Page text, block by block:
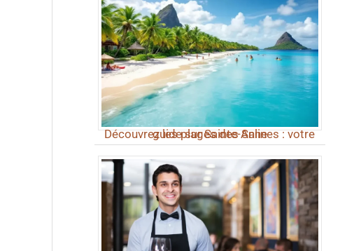
Découvrez les plages des Salines : votre guide sur Sainte-Anne